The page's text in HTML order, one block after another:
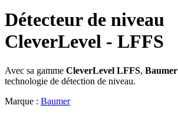
Détecteur de niveau
CleverLevel - LFFS
Avec sa gamme CleverLevel LFFS, Baumer
technologie de détection de niveau.
Marque : Baumer